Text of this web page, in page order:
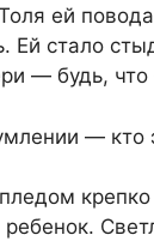
ей
Ей стало
— будь, что
— кто